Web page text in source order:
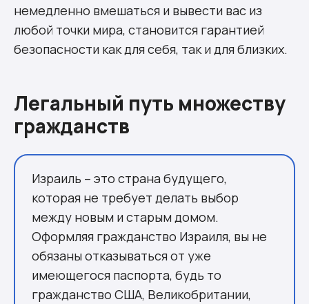
немедленно вмешаться и вывести вас из
любой точки мира, становится гарантией
безопасности как для себя, так и для близких.
Легальный путь множеству
гражданств
Израиль – это страна будущего,
которая не требует делать выбор
между новым и старым домом.
Оформляя гражданство Израиля, вы не
обязаны отказываться от уже
имеющегося паспорта, будь то
гражданство США, Великобритании,